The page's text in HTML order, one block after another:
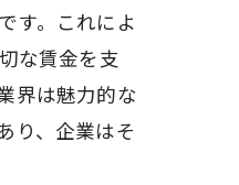
す。これによ
な賃金を支
界は魅力的な
り、企業はそ